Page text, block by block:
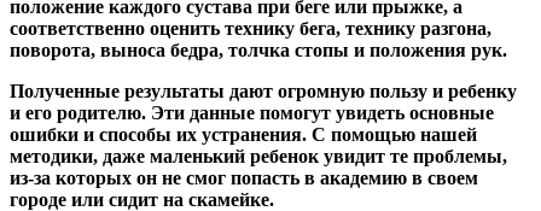
положение каждого сустава при беге или прыжке, а
соответственно оценить технику бега, технику разгона,
поворота, выноса бедра, толчка стопы и положения рук.
Полученные результаты дают огромную пользу и ребенку
и его родителю. Эти данные помогут увидеть основные
ошибки и способы их устранения. С помощью нашей
методики, даже маленький ребенок увидит те проблемы,
из-за которых он не смог попасть в академию в своем
городе или сидит на скамейке.